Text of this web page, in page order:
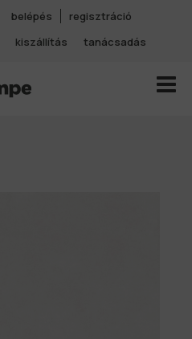
belépés
regisztráció
kiszállítás tanácsadás